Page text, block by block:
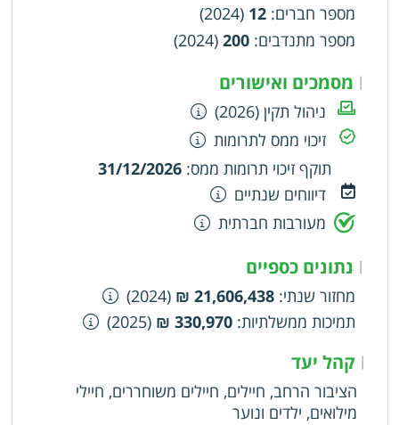
מספר חברים:
12
(2024)
מספר מתנדבים:
200
(2024)
| מסמכים ואישורים
ניהול תקין (2026)
זיכוי ממס לתרומות
תוקף זיכוי תרומות ממס:
31/12/2026
דיווחים שנתיים
מעורבות חברתית
| נתונים כספיים
מחזור שנתי:
21,606,438 ₪
(2024)
תמיכות ממשלתיות:
330,970 ₪
(2025)
|קהל יעד
הציבור הרחב, חיילים, חיילים משוחררים, חיילי
מילואים, ילדים ונוער